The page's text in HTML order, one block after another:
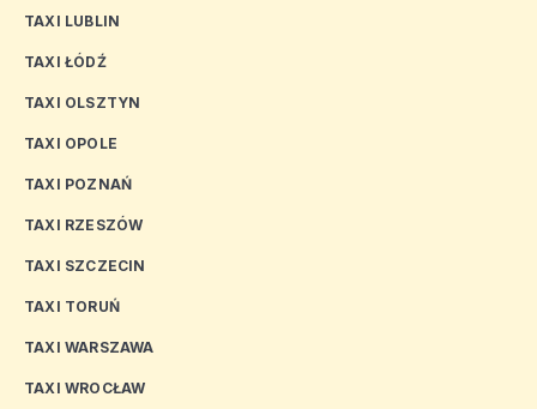
TAXI LUBLIN
TAXI ŁÓDŹ
TAXI OLSZTYN
TAXI OPOLE
TAXI POZNAŃ
TAXI RZESZÓW
TAXI SZCZECIN
TAXI TORUŃ
TAXI WARSZAWA
TAXI WROCŁAW